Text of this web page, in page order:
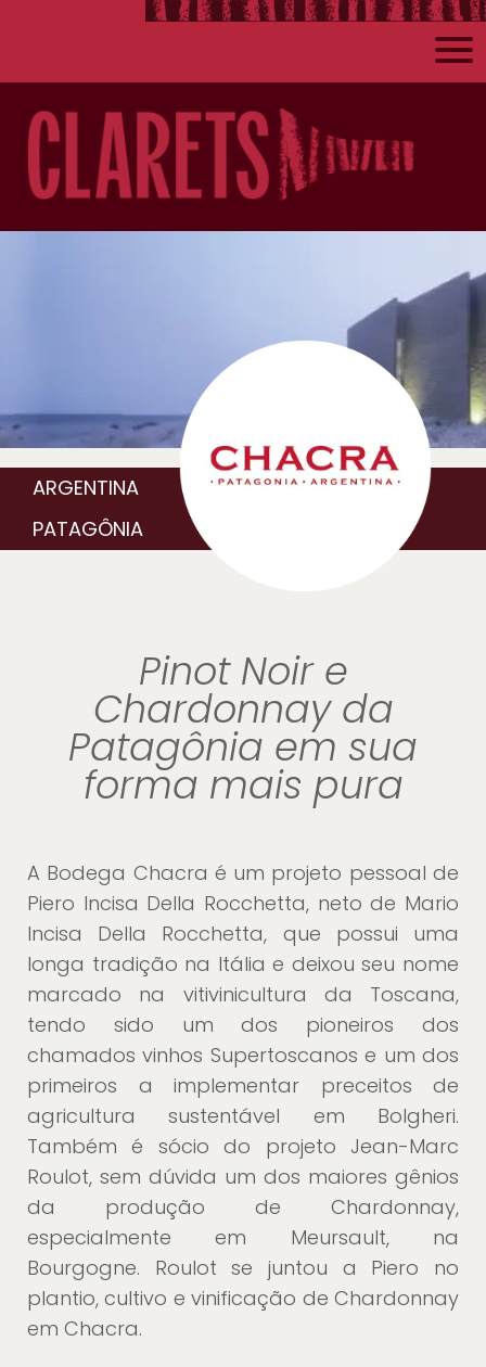
ARGENTINA
PATAGÔNIA
Pinot Noir e
Chardonnay da
Patagônia em sua
forma mais pura
A Bodega Chacra é um projeto pessoal de
Piero Incisa Della Rocchetta, neto de Mario
Incisa Della Rocchetta, que possui uma
longa tradição na Itália e deixou seu nome
marcado na vitivinicultura da Toscana,
tendo sido um dos pioneiros dos
chamados vinhos Supertoscanos e um dos
primeiros a implementar preceitos de
agricultura sustentável em Bolgheri.
Também é sócio do projeto Jean-Marc
Roulot, sem dúvida um dos maiores gênios
da produção de Chardonnay,
especialmente em Meursault, na
Bourgogne. Roulot se juntou a Piero no
plantio, cultivo e vinificação de Chardonnay
em Chacra.